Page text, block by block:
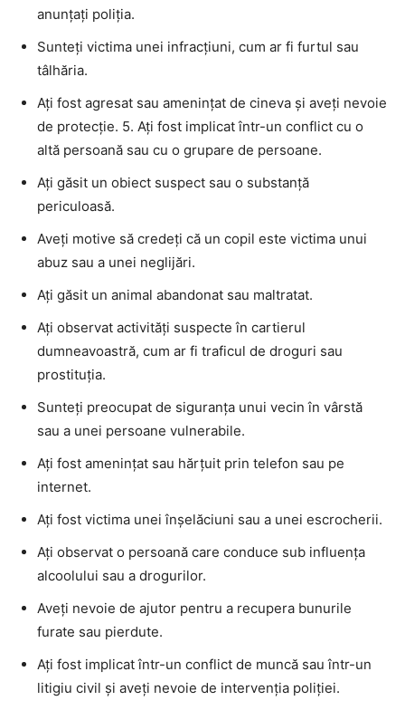
anunțați poliția.
Sunteți victima unei infracțiuni, cum ar fi furtul sau
tâlhăria.
Ați fost agresat sau amenințat de cineva și aveți nevoie
de protecție. 5. Ați fost implicat într-un conflict cu o
altă persoană sau cu o grupare de persoane.
Ați găsit un obiect suspect sau o substanță
periculoasă.
Aveți motive să credeți că un copil este victima unui
abuz sau a unei neglijări.
Ați găsit un animal abandonat sau maltratat.
Ați observat activități suspecte în cartierul
dumneavoastră, cum ar fi traficul de droguri sau
prostituția.
Sunteți preocupat de siguranța unui vecin în vârstă
sau a unei persoane vulnerabile.
Ați fost amenințat sau hărțuit prin telefon sau pe
internet.
Ați fost victima unei înșelăciuni sau a unei escrocherii.
Ați observat o persoană care conduce sub influența
alcoolului sau a drogurilor.
Aveți nevoie de ajutor pentru a recupera bunurile
furate sau pierdute.
Ați fost implicat într-un conflict de muncă sau într-un
litigiu civil și aveți nevoie de intervenția poliției.